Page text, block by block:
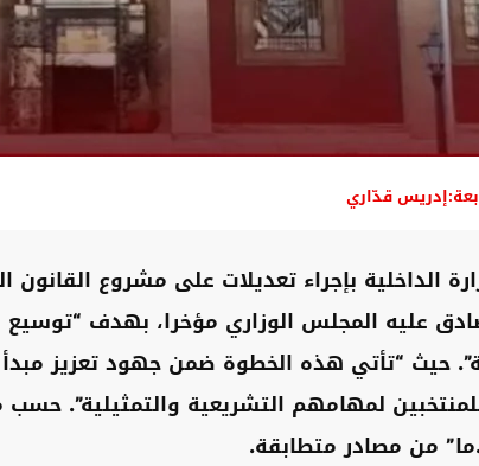
قدّاري
الداخلية بإجراء تعديلات على مشروع
عليه المجلس الوزاري مؤخرا، بهدف “توسيع
حيث “تأتي هذه الخطوة ضمن جهود تعزيز
لمهامهم التشريعية والتمثيلية”. حسب
من مصادر متطابقة.